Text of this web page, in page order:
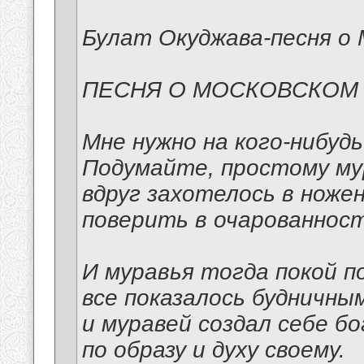
Булат Окуджава-песня о
ПЕСНЯ О МОСКОВСКОМ
Мне нужно на кого-
Подумайте, простому
вдруг захотелось в
поверить в
И муравья тогда покой
все показалось
и муравей создал себе
по образу и духу своему.